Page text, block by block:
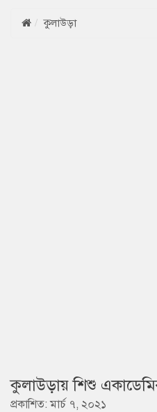
কুলাউড়া
কুলাউড়ায় শিশু
প্রকাশিত: মার্চ ৭, ২০২১